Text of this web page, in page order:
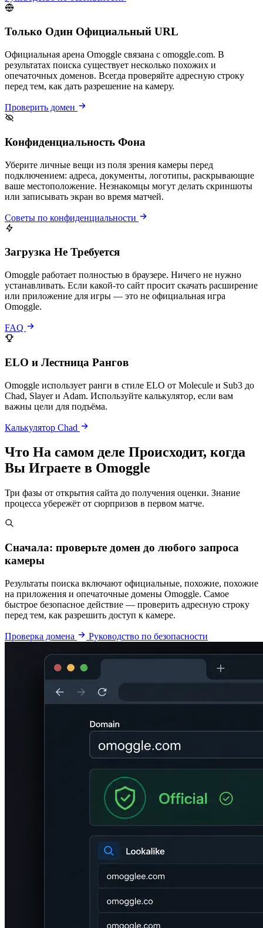
Только Один Официальный URL
Официальная арена Omoggle связана с omoggle.com. В
результатах поиска существует несколько похожих и
опечаточных доменов. Всегда проверяйте адресную строку
перед тем, как дать разрешение на камеру.
Проверить домен
Конфиденциальность Фона
Уберите личные вещи из поля зрения камеры перед
подключением: адреса, документы, логотипы, раскрывающие
ваше местоположение. Незнакомцы могут делать скриншоты
или записывать экран во время матчей.
Советы по конфиденциальности
Загрузка Не Требуется
Omoggle работает полностью в браузере. Ничего не нужно
устанавливать. Если какой-то сайт просит скачать расширение
или приложение для игры — это не официальная игра
Omoggle.
FAQ
ELO и Лестница Рангов
Omoggle использует ранги в стиле ELO от Molecule и Sub3 до
Chad, Slayer и Adam. Используйте калькулятор, если вам
важны цели для подъёма.
Калькулятор Chad
Что На самом деле Происходит, когда
Вы Играете в Omoggle
Три фазы от открытия сайта до получения оценки. Знание
процесса убережёт от сюрпризов в первом матче.
Сначала: проверьте домен до любого запроса
камеры
Результаты поиска включают официальные, похожие, похожие
на приложения и опечаточные домены Omoggle. Самое
быстрое безопасное действие — проверить адресную строку
перед тем, как разрешить доступ к камере.
Проверка домена Руководство по безопасности